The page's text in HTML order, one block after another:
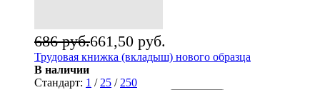
661,50 руб.
686 руб.
Трудовая книжка (вкладыш) нового образца
В наличии
Стандарт: 1 / 25 / 250